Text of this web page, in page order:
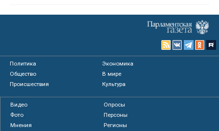
Политика
Экономика
Общество
В мире
Происшествия
Культура
Видео
Опросы
Фото
Персоны
Мнения
Регионы